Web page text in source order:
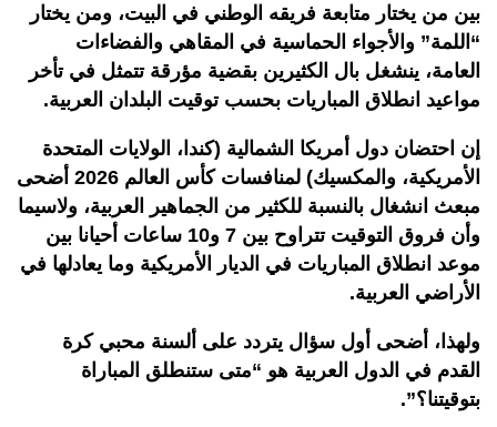
بين من يختار متابعة فريقه الوطني في البيت، ومن يختار
“اللمة” والأجواء الحماسية في المقاهي والفضاءات
العامة، ينشغل بال الكثيرين بقضية مؤرقة تتمثل في تأخر
مواعيد انطلاق المباريات بحسب توقيت البلدان العربية.
إن احتضان دول أمريكا الشمالية (كندا، الولايات المتحدة
الأمريكية، والمكسيك) لمنافسات كأس العالم 2026 أضحى
مبعث انشغال بالنسبة للكثير من الجماهير العربية، ولاسيما
وأن فروق التوقيت تتراوح بين 7 و10 ساعات أحيانا بين
موعد انطلاق المباريات في الديار الأمريكية وما يعادلها في
الأراضي العربية.
ولهذا، أضحى أول سؤال يتردد على ألسنة محبي كرة
القدم في الدول العربية هو “متى ستنطلق المباراة
بتوقيتنا؟”.